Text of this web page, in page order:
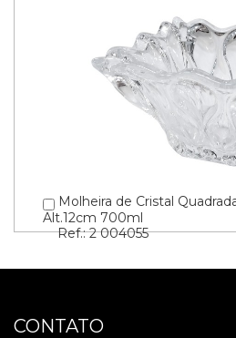
Molheira de Cristal
Alt.12cm 700ml
Ref.: 2 004055
CONTATO